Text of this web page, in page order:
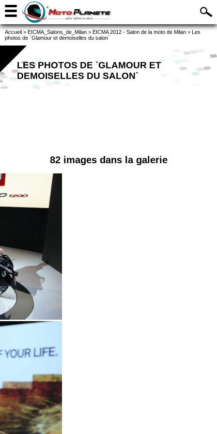
Accueil > EICMA_Salons_de_Milan > EICMA 2012 - Salon de la moto de Milan > Les
photos de `Glamour et demoiselles du salon`
LES PHOTOS DE `GLAMOUR ET
DEMOISELLES DU SALON`
82 images dans la galerie